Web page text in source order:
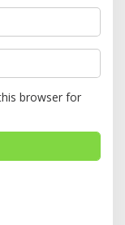
browser for